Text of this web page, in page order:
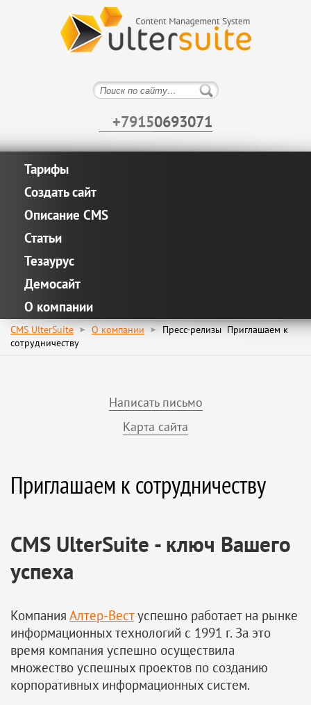
Тарифы
Создать сайт
Описание CMS
Статьи
Тезаурус
Демосайт
О компании
CMS UlterSuite О компании Пресс-релизы Приглашаем к
сотрудничеству
+79150693071
Написать письмо
Карта сайта
Приглашаем к сотрудничеству
CMS UlterSuite - ключ Вашего
успеха
Компания Алтер-Вестуспешно работает на рынке
информационных технологий с 1991 г. За это
время компания успешно осуществила
множество успешных проектов по созданию
корпоративных информационных систем.